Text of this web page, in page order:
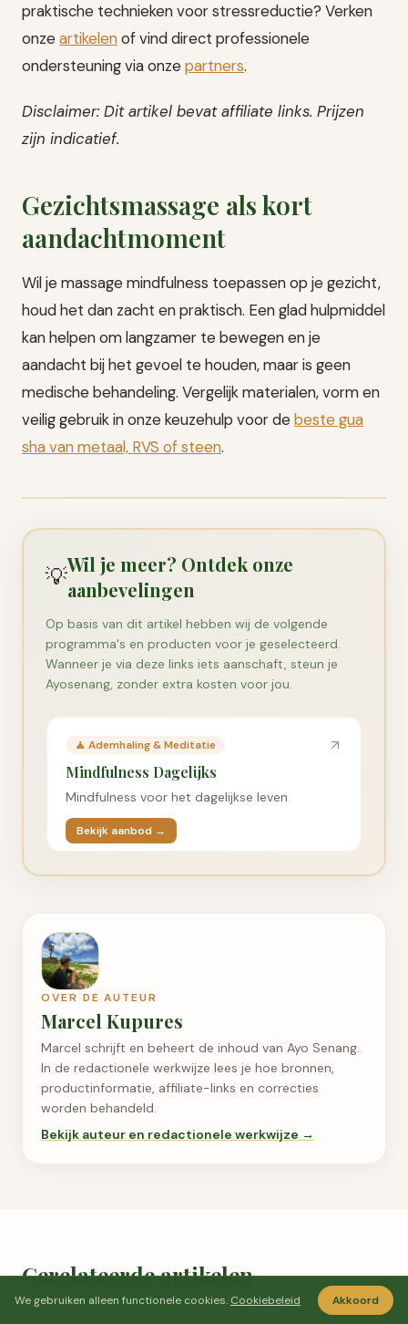
praktische technieken voor stressreductie? Verken
onzeartikelenof vind direct professionele
ondersteuning via onzepartners.
Disclaimer: Dit artikel bevat affiliate links. Prijzen
zijn indicatief.
Gezichtsmassage als kort
aandachtmoment
Wil je massage mindfulness toepassen op je gezicht,
houd het dan zacht en praktisch. Een glad hulpmiddel
kan helpen om langzamer te bewegen en je
aandacht bij het gevoel te houden, maar is geen
medische behandeling. Vergelijk materialen, vorm en
veilig gebruik in onze keuzehulp voor debeste gua
sha van metaal, RVS of steen.
💡Wil je meer? Ontdek onze
aanbevelingen
Op basis van dit artikel hebben wij de volgende
programma's en producten voor je geselecteerd.
Wanneer je via deze links iets aanschaft, steun je
Ayosenang, zonder extra kosten voor jou.
🧘 Ademhaling & Meditatie
Mindfulness Dagelijks
Mindfulness voor het dagelijkse leven
Bekijk aanbod →
OVER DE AUTEUR
Marcel Kupures
Marcel schrijft en beheert de inhoud van Ayo Senang.
In de redactionele werkwijze lees je hoe bronnen,
productinformatie, affiliate-links en correcties
worden behandeld.
Bekijk auteur en redactionele werkwijze →
Gerelateerde artikelen
We gebruiken alleen functionele cookies. Cookiebeleid Akkoord